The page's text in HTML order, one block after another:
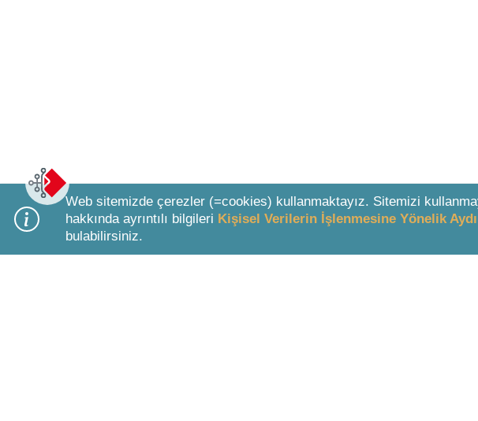
Bottom Search Toolbar Highlight Text
Web sitemizde çerezler (=cookies) kullanmaktayız. Sitemizi
hakkında ayrıntılı bilgileri Kişisel Verilerin İşlenmesine Yönelik
bulabilirsiniz.